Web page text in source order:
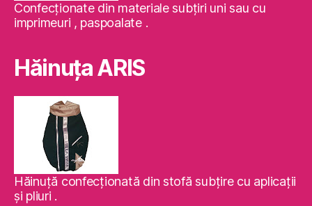
Confecţionate din materiale subţiri uni sau cu
imprimeuri , paspoalate .
Hăinuţa ARIS
Hăinuţă confecţionată din stofă subţire cu aplicaţii
şi pliuri .